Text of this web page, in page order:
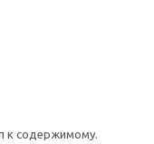
к содержимому.